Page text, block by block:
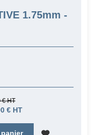
1.75mm -
€ HT
€ HT